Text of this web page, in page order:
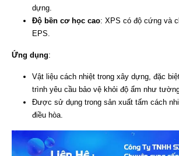
dựng.
Độ bền cơ học cao: XPS có độ cứng và
EPS.
Ứng dụng:
Vật liệu cách nhiệt trong xây dựng, đặc
trình yêu cầu bảo vệ khỏi độ ẩm như
Được sử dụng trong sản xuất tấm cách
điều hòa.